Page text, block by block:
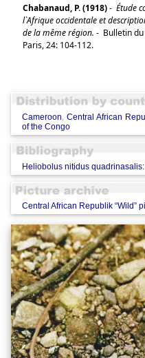
Chabanaud, P. (1918)- Étude
l`Afrique occidentale et
de la même région. - Bulletin
Paris, 24: 104-112.
Cameroon,Central African
of the Congo
Heliobolus nitidus
Central African Republik “Wild”